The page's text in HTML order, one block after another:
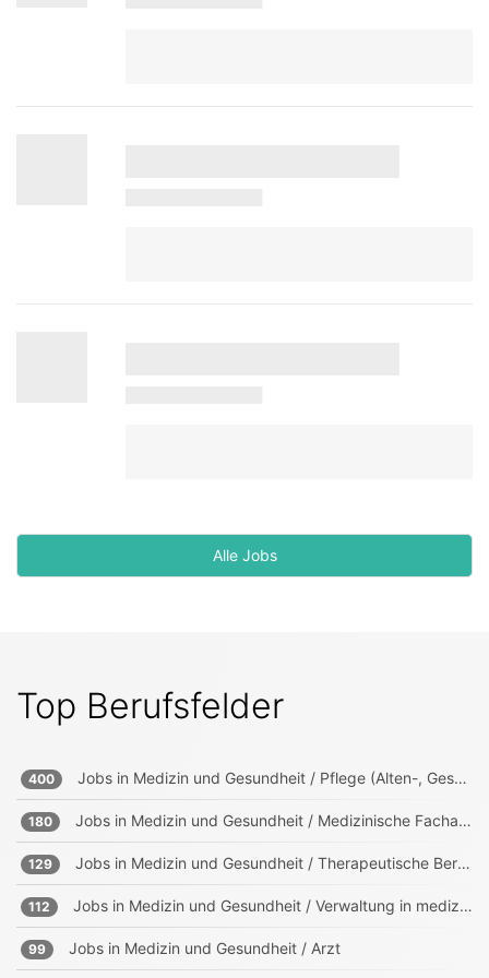
Alle Jobs
Top Berufsfelder
400 Jobs in Medizin und Gesundheit / Pflege (Alten-, Gesundheits-, Krankenpfleger)
180 Jobs in Medizin und Gesundheit / Medizinische Fachangestellte, Sanitäter
129 Jobs in Medizin und Gesundheit / Therapeutische Berufe
112 Jobs in Medizin und Gesundheit / Verwaltung in medizinischen Einrichtungen
99 Jobs in Medizin und Gesundheit / Arzt